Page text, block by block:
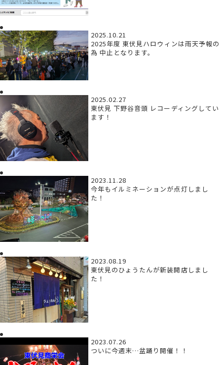
2025.10.21
2025年度 東伏見ハロウィンは雨天予報の
為 中止となります。
2025.02.27
東伏見 下野谷音頭 レコーディングしてい
ます！
2023.11.28
今年もイルミネーションが点灯しまし
た！
2023.08.19
東伏見のひょうたんが新装開店しまし
た！
2023.07.26
ついに今週末…盆踊り開催！！